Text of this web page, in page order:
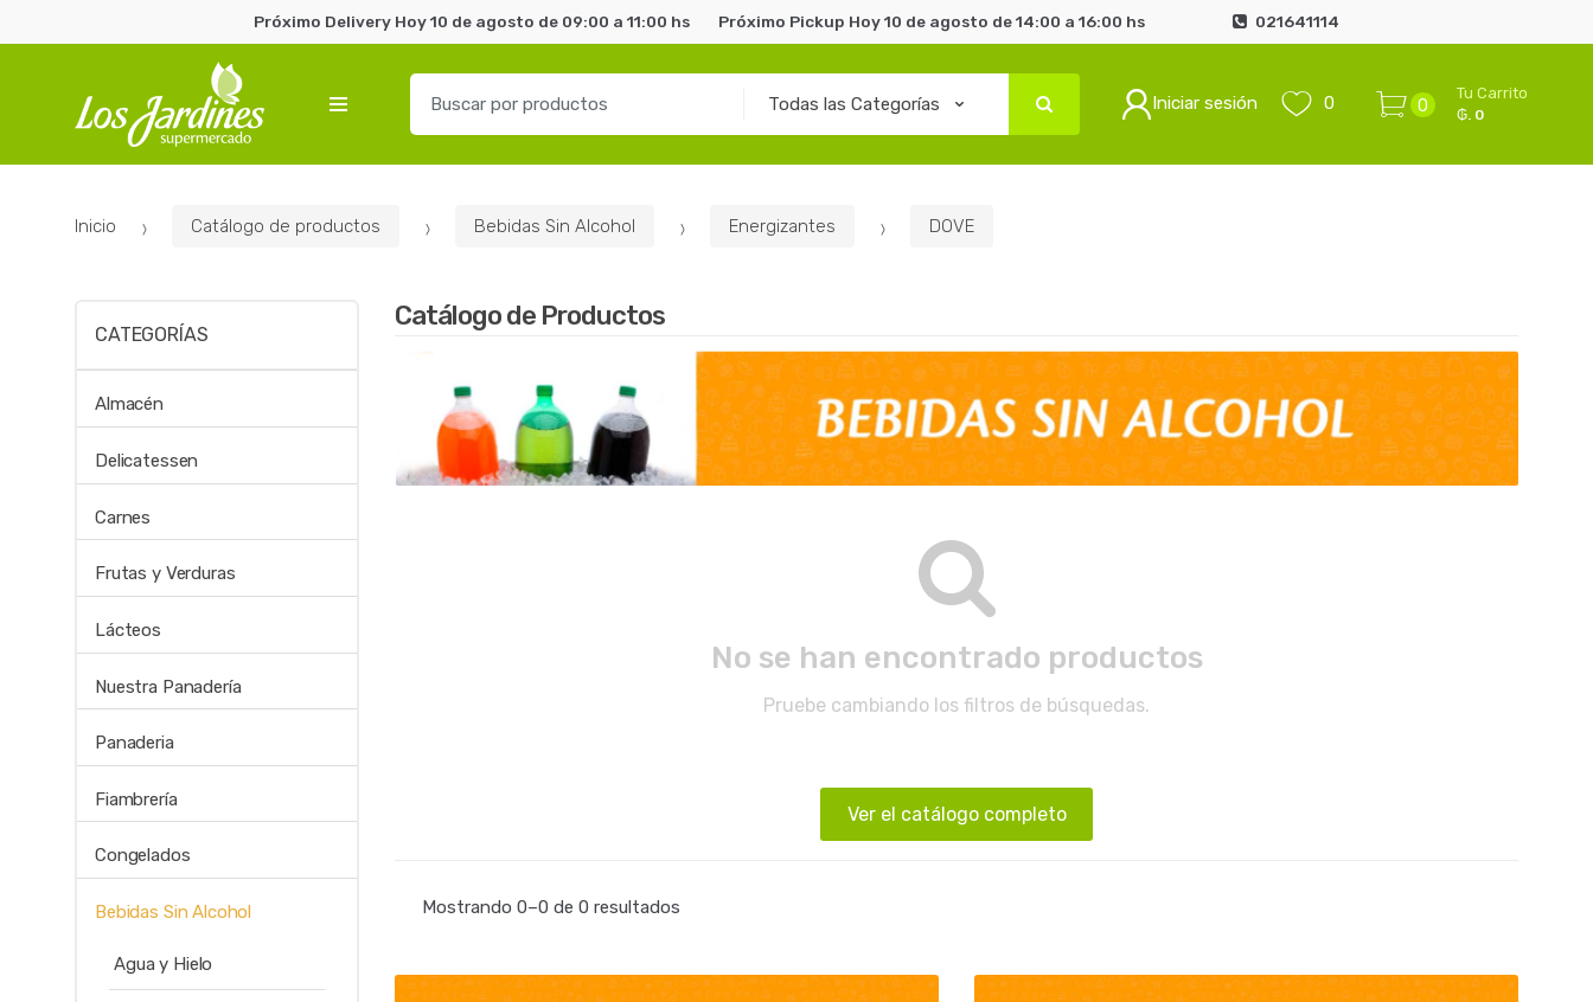
Próximo Delivery Hoy 10 de agosto de 09:00 a 11:00 hs Próximo Pickup Hoy 10 de agosto de 14:00 a 16:00 hs 021641114
r
Iniciar sesión 0 0
Tu Carrito
₲. 0
Inicio Catálogo de productos Bebidas Sin Alcohol Energizantes DOVE
Catálogo de Productos
No se han encontrado productos
Pruebe cambiando los filtros de búsquedas.
Ver el catálogo completo
Mostrando 0–0 de 0 resultados
CATEGORÍAS
Almacén
Delicatessen
Carnes
Frutas y Verduras
Lácteos
Nuestra Panadería
Panaderia
Fiambrería
Congelados
Bebidas Sin Alcohol
Agua y Hielo